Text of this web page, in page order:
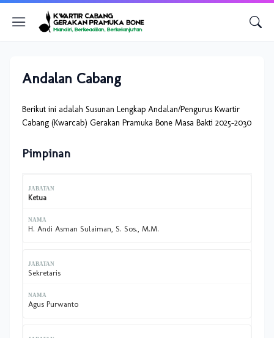
Andalan Cabang
Berikut ini adalah Susunan Lengkap Andalan/Pengurus Kwartir
Cabang (Kwarcab) Gerakan Pramuka Bone Masa Bakti 2025-2030
Pimpinan
Ketua
H. Andi Asman Sulaiman, S. Sos., M.M.
Sekretaris
Agus Purwanto